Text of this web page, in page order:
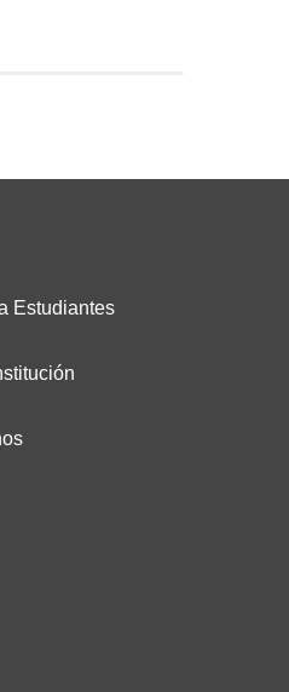
Estudiantes